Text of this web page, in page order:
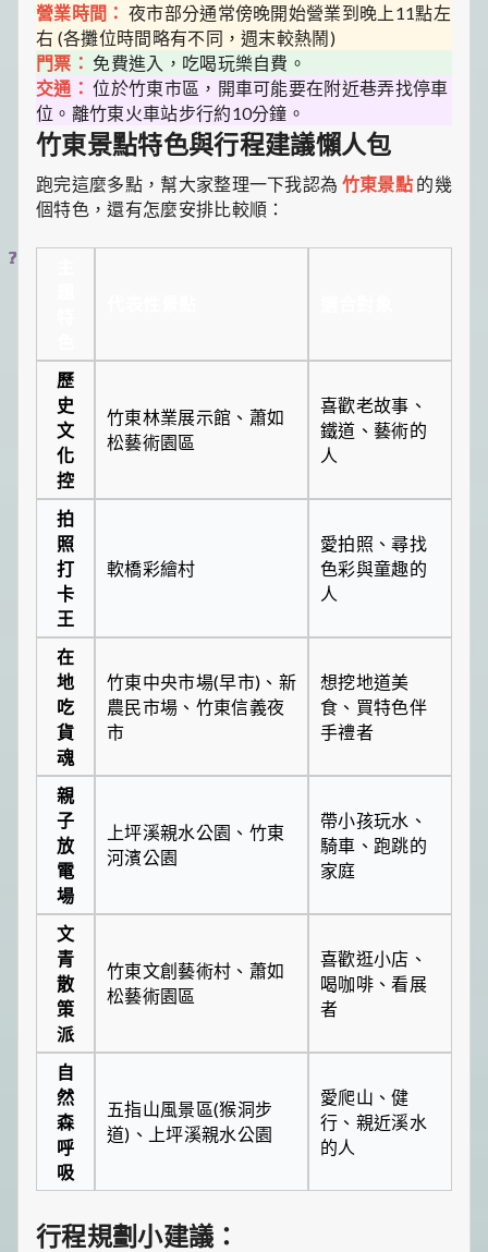
營業時間： 夜市部分通常傍晚開始營業到晚上11點左
右 (各攤位時間略有不同，週末較熱鬧)
門票： 免費進入，吃喝玩樂自費。
交通： 位於竹東市區，開車可能要在附近巷弄找停車
位。離竹東火車站步行約10分鐘。
竹東景點特色與行程建議懶人包
跑完這麼多點，幫大家整理一下我認為 竹東景點 的幾
個特色，還有怎麼安排比較順：
歷
史
文
化
控
竹東林業展示館、蕭如
松藝術園區
喜歡老故事、
鐵道、藝術的
人
拍
照
打
卡
王
軟橋彩繪村
愛拍照、尋找
色彩與童趣的
人
在
地
吃
貨
魂
竹東中央市場(早市)、新
農民市場、竹東信義夜
市
想挖地道美
食、買特色伴
手禮者
親
子
放
電
場
上坪溪親水公園、竹東
河濱公園
帶小孩玩水、
騎車、跑跳的
家庭
文
青
散
策
派
竹東文創藝術村、蕭如
松藝術園區
喜歡逛小店、
喝咖啡、看展
者
自
然
森
呼
吸
五指山風景區(猴洞步
道)、上坪溪親水公園
愛爬山、健
行、親近溪水
的人
行程規劃小建議：